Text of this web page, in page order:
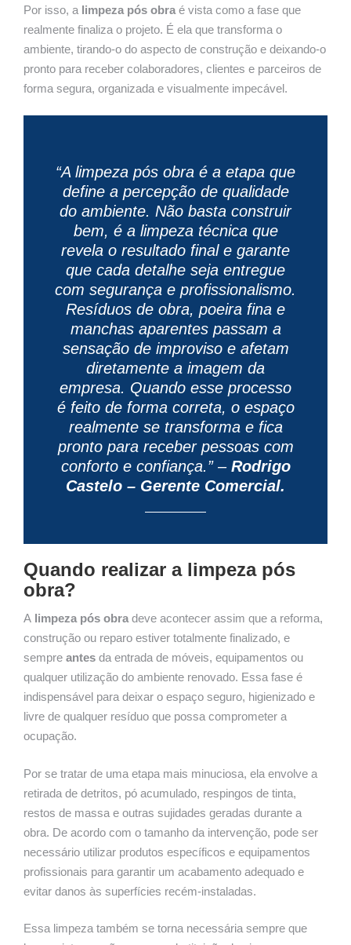
Por isso, a limpeza pós obra é vista como a fase que
realmente finaliza o projeto. É ela que transforma o
ambiente, tirando-o do aspecto de construção e deixando-o
pronto para receber colaboradores, clientes e parceiros de
forma segura, organizada e visualmente impecável.
“A limpeza pós obra é a etapa que
define a percepção de qualidade
do ambiente. Não basta construir
bem, é a limpeza técnica que
revela o resultado final e garante
que cada detalhe seja entregue
com segurança e profissionalismo.
Resíduos de obra, poeira fina e
manchas aparentes passam a
sensação de improviso e afetam
diretamente a imagem da
empresa. Quando esse processo
é feito de forma correta, o espaço
realmente se transforma e fica
pronto para receber pessoas com
conforto e confiança.” – Rodrigo
Castelo – Gerente Comercial.
Quando realizar a limpeza pós
obra?
A limpeza pós obra deve acontecer assim que a reforma,
construção ou reparo estiver totalmente finalizado, e
sempre antes da entrada de móveis, equipamentos ou
qualquer utilização do ambiente renovado. Essa fase é
indispensável para deixar o espaço seguro, higienizado e
livre de qualquer resíduo que possa comprometer a
ocupação.
Por se tratar de uma etapa mais minuciosa, ela envolve a
retirada de detritos, pó acumulado, respingos de tinta,
restos de massa e outras sujidades geradas durante a
obra. De acordo com o tamanho da intervenção, pode ser
necessário utilizar produtos específicos e equipamentos
profissionais para garantir um acabamento adequado e
evitar danos às superfícies recém-instaladas.
Essa limpeza também se torna necessária sempre que